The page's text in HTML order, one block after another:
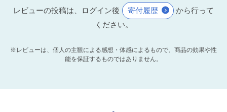
レビューの投稿は、ログイン後 寄付履歴
から行って
ください。
※レビューは、個人の主観による感想・体感によるもので、商品の効果や性
能を保証するものではありません。